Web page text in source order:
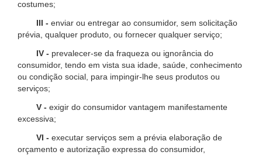
costumes;
III - enviar ou entregar ao consumidor, sem solicitação
prévia, qualquer produto, ou fornecer qualquer serviço;
IV - prevalecer-se da fraqueza ou ignorância do
consumidor, tendo em vista sua idade, saúde, conhecimento
ou condição social, para impingir-lhe seus produtos ou
serviços;
V - exigir do consumidor vantagem manifestamente
excessiva;
VI - executar serviços sem a prévia elaboração de
orçamento e autorização expressa do consumidor,